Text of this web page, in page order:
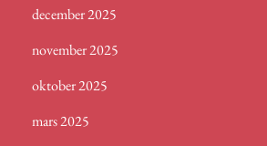
december 2025
november 2025
oktober 2025
mars 2025